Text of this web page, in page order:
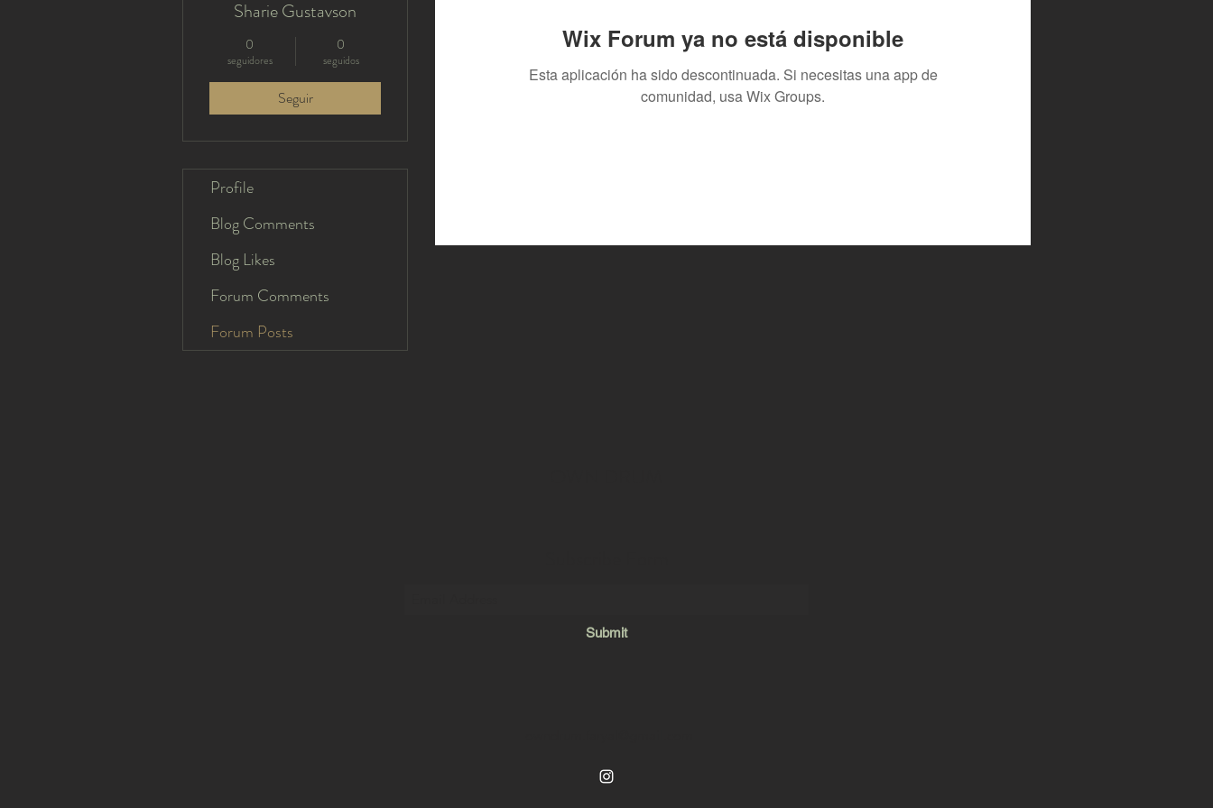
Wix Forum ya no está disponible
Esta aplicación ha sido descontinuada. Si necesitas una app de
comunidad, usa Wix Groups.
Sharie Gustavson
0
seguidores
0
seguidos
Seguir
Profile
Blog Comments
Blog Likes
Forum Comments
Forum Posts
Submit